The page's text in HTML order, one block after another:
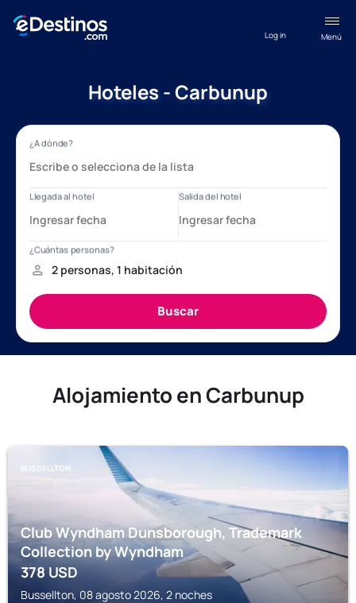
Menú
Log in
Hoteles - Carbunup
Alojamiento en Carbunup
BUSSELLTON
Club Wyndham Dunsborough, Trademark
Collection by Wyndham
378USD
Bussellton, 08 agosto 2026, 2 noches